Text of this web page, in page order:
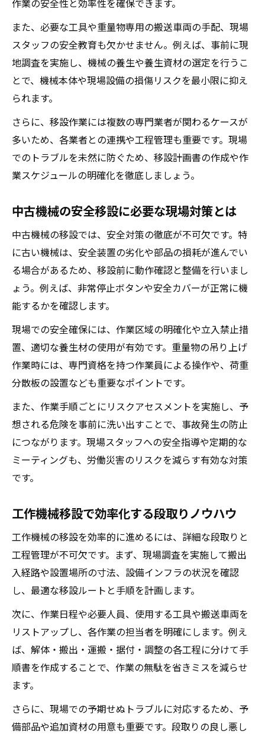
安心して機械移設を進めるための現場実例
実例で学ぶ機械移設の安全対策と現場工夫
中古機械移設の現場で役立つ体験談紹介
工作機械移設時のトラブル回避実践例
中古機械移設後のスムーズな稼働事例解説
移設に役立つ中古機械選びのポイント解説
機械移設を見据えた中古機械選定の重要性
工作機械仕様書活用で失敗しない選び方
中古機械の状態確認が移設成功のカギ
は
複合加工機の中古機械移設で注意すべき点
精密機械移設で重視すべき工程管理術
機械移設の工程管理が精度維持の決め手に
中古機械移設時のスケジュール作成ポイン
ト
工作機械移設工程で注意すべきチェック項
目
精密機械の養生と搬送手順の最適化方法
中古機械移設後の調整・試運転管理術
中古工作機械の移設でリスクを抑える工夫
機械移設時のリスク低減に役立つ現場対策
中古機械の仕様や状態を活かしたリスク回
避
重量機械移設における安全確認のポイント
作業の安全性と効率性を確保できます。
また、必要な工具や重量物専用の搬送車両の手配、現場
スタッフの安全教育も欠かせません。例えば、事前に現
地調査を実施し、機械の養生や養生資材の選定を行うこ
とで、機械本体や現場設備の損傷リスクを最小限に抑え
られます。
さらに、移設作業には複数の専門業者が関わるケースが
多いため、各業者との連携や工程管理も重要です。現場
でのトラブルを未然に防ぐため、移設計画書の作成や作
業スケジュールの明確化を徹底しましょう。
中古機械の安全移設に必要な現場対策とは
中古機械の移設では、安全対策の徹底が不可欠です。特
に古い機械は、安全装置の劣化や部品の損耗が進んでい
る場合があるため、移設前に動作確認と整備を行いまし
ょう。例えば、非常停止ボタンや安全カバーが正常に機
能するかを確認します。
現場での安全確保には、作業区域の明確化や立入禁止措
置、適切な養生材の使用が有効です。重量物の吊り上げ
作業時には、専門資格を持つ作業員による操作や、荷重
分散板の設置なども重要なポイントです。
また、作業手順ごとにリスクアセスメントを実施し、予
想される危険を事前に洗い出すことで、事故発生の防止
につながります。現場スタッフへの安全指導や定期的な
ミーティングも、労働災害のリスクを減らす有効な対策
です。
工作機械移設で効率化する段取りノウハウ
工作機械の移設を効率的に進めるには、詳細な段取りと
工程管理が不可欠です。まず、現場調査を実施して搬出
入経路や設置場所の寸法、設備インフラの状況を確認
し、最適な移設ルートと手順を計画します。
次に、作業日程や必要人員、使用する工具や搬送車両を
リストアップし、各作業の担当者を明確にします。例え
ば、解体・搬出・運搬・据付・調整の各工程に分けて手
順書を作成することで、作業の無駄を省きミスを減らせ
ます。
さらに、現場での予期せぬトラブルに対応するため、予
備部品や追加資材の用意も重要です。段取りの良し悪し